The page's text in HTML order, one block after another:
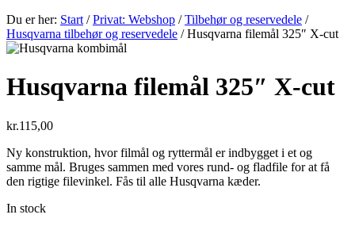
Du er her: Start / Privat: Webshop / Tilbehør og reservedele /
Husqvarna tilbehør og reservedele / Husqvarna filemål 325″ X-cut
Husqvarna filemål 325″ X-cut
kr.115,00
Ny konstruktion, hvor filmål og ryttermål er indbygget i et og
samme mål. Bruges sammen med vores rund- og fladfile for at få
den rigtige filevinkel. Fås til alle Husqvarna kæder.
In stock